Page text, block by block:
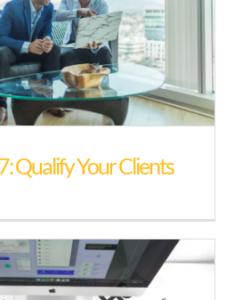
Qualify Your Clients